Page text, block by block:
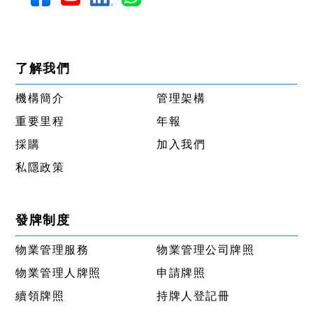
了解我們
機構簡介
管理架構
重要里程
年報
採購
加入我們
私隱政策
發牌制度
物業管理服務
物業管理公司牌照
物業管理人牌照
申請牌照
續領牌照
持牌人登記冊